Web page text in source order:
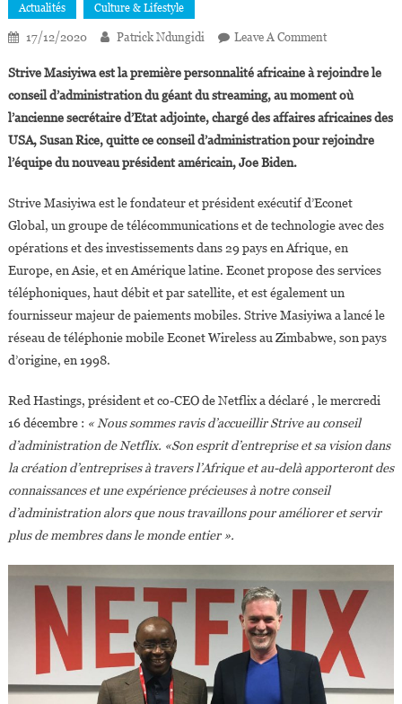
Actualités Culture & Lifestyle
17/12/2020 Patrick Ndungidi Leave A CommentOn
Masiyiwa
Nommé
Au
Conseil
Netflix
Strive Masiyiwa est la première personnalité africaine à rejoindre le
conseil d’administration du géant du streaming, au moment où
l’ancienne secrétaire d’Etat adjointe, chargé des affaires africaines des
USA, Susan Rice, quitte ce conseil d’administration pour rejoindre
l’équipe du nouveau président américain, Joe Biden.
Strive Masiyiwa est le fondateur et président exécutif d’Econet
Global, un groupe de télécommunications et de technologie avec des
opérations et des investissements dans 29 pays en Afrique, en
Europe, en Asie, et en Amérique latine. Econet propose des services
téléphoniques, haut débit et par satellite, et est également un
fournisseur majeur de paiements mobiles. Strive Masiyiwa a lancé le
réseau de téléphonie mobile Econet Wireless au Zimbabwe, son pays
d’origine, en 1998.
Red Hastings, président et co-CEO de Netflix a déclaré , le mercredi
16 décembre : « Nous sommes ravis d’accueillir Strive au conseil
d’administration de Netflix. «Son esprit d’entreprise et sa vision dans
la création d’entreprises à travers l’Afrique et au-delà apporteront des
connaissances et une expérience précieuses à notre conseil
d’administration alors que nous travaillons pour améliorer et servir
plus de membres dans le monde entier ».